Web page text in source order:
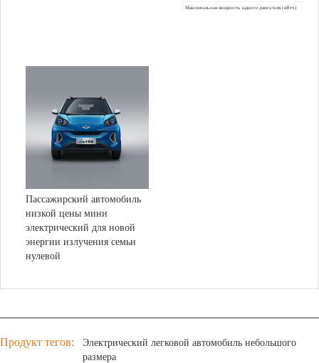
Максимальная мощность заднего двигателя (кВтч)
Пассажирский автомобиль
низкой цены мини
электрический для новой
энергии излучения семьи
нулевой
Продукт тегов:
Электрический легковой автомобиль небольшого
размера